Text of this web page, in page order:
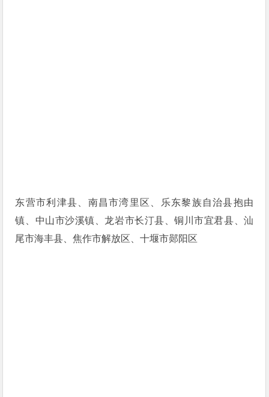
东营市利津县、南昌市湾里区、乐东黎族自治县抱由
镇、中山市沙溪镇、龙岩市长汀县、铜川市宜君县、汕
尾市海丰县、焦作市解放区、十堰市郧阳区